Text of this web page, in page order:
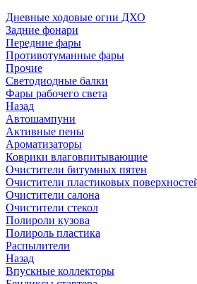
Дневные ходовые огни ДХО
Задние фонари
Передние фары
Противотуманные фары
Прочие
Светодиодные балки
Фары рабочего света
Назад
Автошампуни
Активные пены
Ароматизаторы
Коврики влаговпитывающие
Очистители битумных пятен
Очистители пластиковых
Очистители салона
Очистители стекол
Полироли кузова
Полироль пластика
Распылители
Назад
Впускные коллекторы